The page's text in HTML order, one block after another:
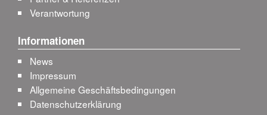
Verantwortung
Informationen
News
Impressum
Allgemeine Geschäftsbedingungen
Datenschutzerklärung